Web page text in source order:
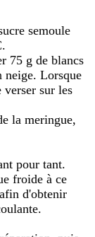
semoule
75 g de blancs
neige. Lorsque
verser sur les
la meringue,
pour tant.
froide à ce
d'obtenir